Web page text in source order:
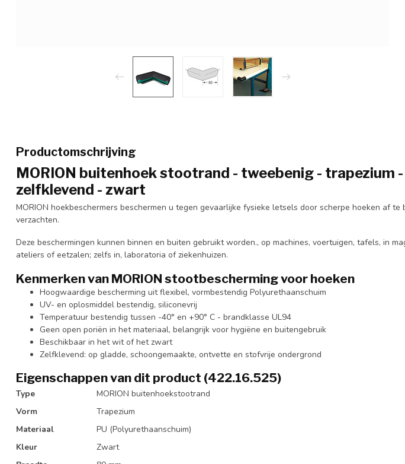
Productomschrijving
MORION buitenhoek stootrand - tweebenig - trapezium -
zelfklevend - zwart
MORION hoekbeschermers beschermen u tegen gevaarlijke fysieke letsels door scherpe hoeken af te
verzachten.
Deze beschermingen kunnen binnen en buiten gebruikt worden., op machines, voertuigen, tafels, in
ateliers of eetzalen; zelfs in, laboratoria of ziekenhuizen.
Kenmerken van MORION stootbescherming voor hoeken
Hoogwaardige bescherming uit flexibel, vormbestendig Polyurethaanschuim
UV- en oplosmiddel bestendig, siliconevrij
Temperatuur bestendig tussen -40° en +90° C - brandklasse UL94
Geen open poriën in het materiaal, belangrijk voor hygiëne en buitengebruik
Beschikbaar in het wit of het zwart
Zelfklevend: op gladde, schoongemaakte, ontvette en stofvrije ondergrond
Eigenschappen van dit product (422.16.525)
Type
MORION buitenhoekstootrand
Vorm
Trapezium
Materiaal
PU (Polyurethaanschuim)
Kleur
Zwart